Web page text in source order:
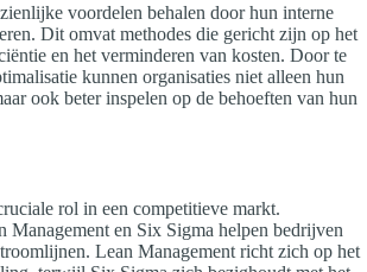
voordelen behalen door hun interne
Dit omvat methodes die gericht zijn op het
en het verminderen van kosten. Door te
kunnen organisaties niet alleen hun
ook beter inspelen op de behoeften van hun
rol in een competitieve markt.
Management en Six Sigma helpen bedrijven
Lean Management richt zich op het